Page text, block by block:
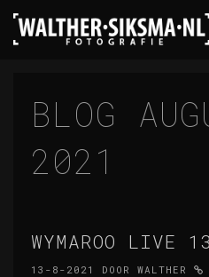
BLOG
2021
WYMAROO LIVE
13-8-2021 DOOR WALTHER